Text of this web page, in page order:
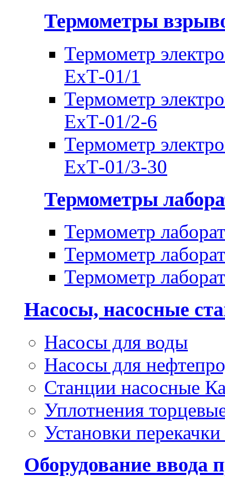
Термометры
Термометр
ЕхТ-01/1
Термометр
ЕхТ-01/2-6
Термометр
ЕхТ-01/3-30
Термометры
Термометр
Термометр
Термометр
Насосы, насосные
Насосы для воды
Насосы для
Станции насосные
Уплотнения
Установки
Оборудование ввода